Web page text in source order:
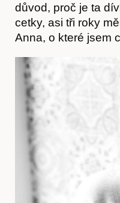
důvod, proč je ta
cetky, asi tři roky
Anna, o které jsem